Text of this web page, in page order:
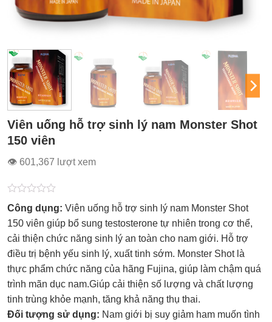
Viên uống hỗ trợ sinh lý nam Monster Shot
150 viên
👁 601,367 lượt xem
Được
xếp
hạng
0.0
5
sao
Công dụng: Viên uống hỗ trợ sinh lý nam Monster Shot
150 viên giúp bổ sung testosterone tự nhiên trong cơ thể,
cải thiện chức năng sinh lý an toàn cho nam giới. Hỗ trợ
điều trị bệnh yếu sinh lý, xuất tinh sớm. Monster Shot là
thực phẩm chức năng của hãng Fujina, giúp làm chậm quá
trình mãn dục nam.Giúp cải thiện số lượng và chất lượng
tinh trùng khỏe mạnh, tăng khả năng thụ thai.
Đối tượng sử dụng: Nam giới bị suy giảm ham muốn tình